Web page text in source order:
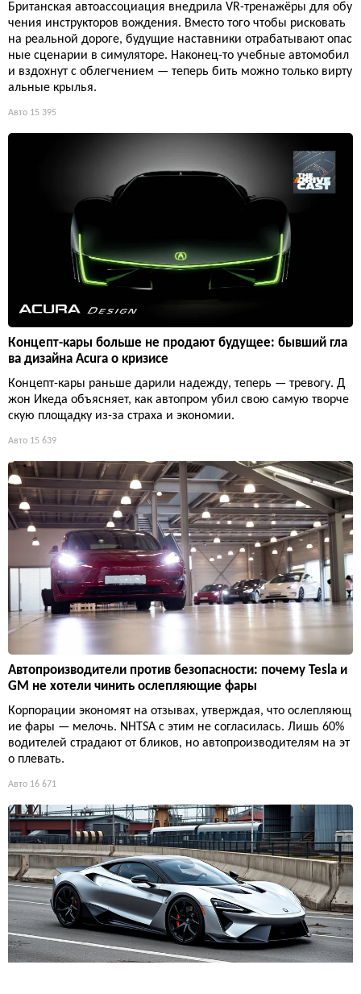
Британская автоассоциация внедрила VR-тренажёры для обу
чения инструкторов вождения. Вместо того чтобы рисковать
на реальной дороге, будущие наставники отрабатывают опас
ные сценарии в симуляторе. Наконец-то учебные автомобил
и вздохнут с облегчением — теперь бить можно только вирту
альные крылья.
Авто 15 395
Концепт-кары больше не продают будущее: бывший гла
ва дизайна Acura о кризисе
Концепт-кары раньше дарили надежду, теперь — тревогу. Д
жон Икеда объясняет, как автопром убил свою самую творче
скую площадку из-за страха и экономии.
Авто 15 639
Автопроизводители против безопасности: почему Tesla и
GM не хотели чинить ослепляющие фары
Корпорации экономят на отзывах, утверждая, что ослепляющ
ие фары — мелочь. NHTSA с этим не согласилась. Лишь 60%
водителей страдают от бликов, но автопроизводителям на эт
о плевать.
Авто 16 671